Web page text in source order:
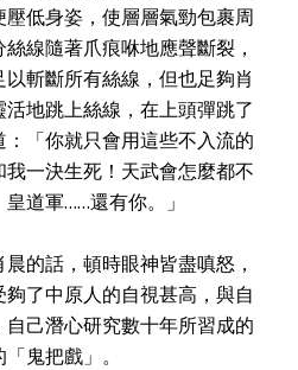
低身姿，使層層氣勁包裹周
線隨著爪痕咻地應聲斷裂，
斬斷所有絲線，但也足夠肖
地跳上絲線，在上頭彈跳了
「你就只會用這些不入流的
一決生死！天武會怎麼都不
道軍……還有你。」
的話，頓時眼神皆盡嗔怒，
了中原人的自視甚高，與自
己潛心研究數十年所習成的
鬼把戲」。